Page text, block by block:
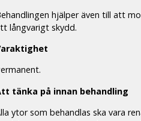
hjälper även till att
långvarigt skydd.
tänka på innan behandling
ytor som behandlas ska vara